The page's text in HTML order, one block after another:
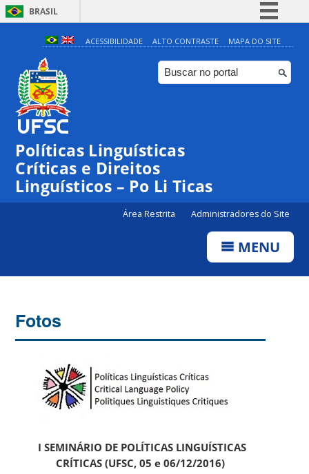
BRASIL
Simplifique!
Comunica BR
Participe
ACESSIBILIDADE ALTO CONTRASTE MAPA DO SITE
Políticas Linguísticas
Críticas e Direitos
Linguísticos – Po Li Ticas
Área Restrita Administradores do Site
MENU
Fotos
I SEMINÁRIO DE POLÍTICAS LINGUÍSTICAS
CRÍTICAS (UFSC, 05 e 06/12/2016)